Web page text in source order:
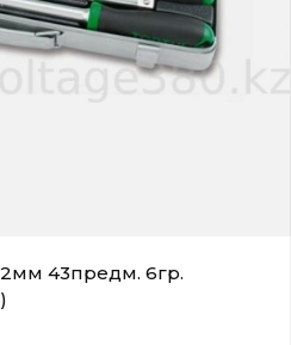
43предм. 6гр.